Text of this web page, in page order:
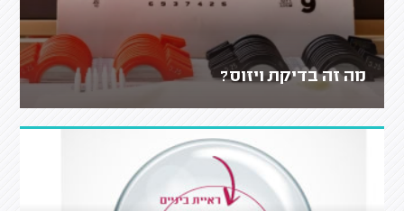
מה זה בדיקת ויזוס?